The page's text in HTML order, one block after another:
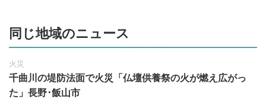
同じ地域のニュース
火災
千曲川の堤防法面で火災「仏壇供養祭の火が燃え広がっ
た」長野･飯山市